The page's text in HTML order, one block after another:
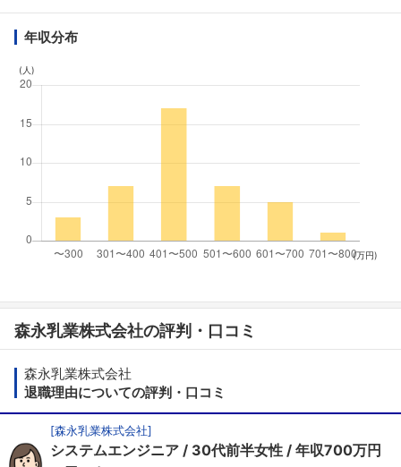
年収分布
(人)
(万円)
森永乳業株式会社の評判・口コミ
森永乳業株式会社
退職理由についての評判・口コミ
[森永乳業株式会社]
システムエンジニア 30代前半女性
年収700万円